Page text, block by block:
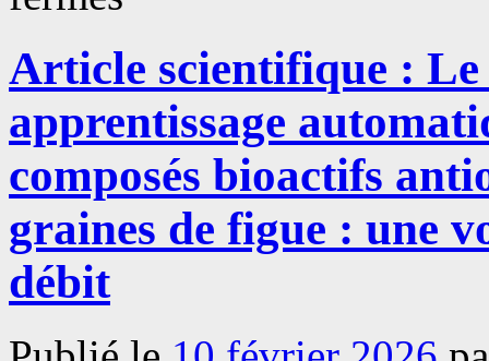
Caractérisation
des
multiples
mécanismes
de
biocontrôle
des
espèces
Trichoderma
impliquées
Article scientifique :
apprentissage
composés bioactifs
graines de figue : une
débit